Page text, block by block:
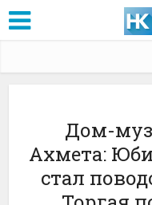
Дом-
Ахмета:
стал